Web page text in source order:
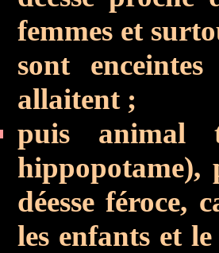
femmes et
sont
allaitent ;
puis animal
déesse féroce,
les enfants et